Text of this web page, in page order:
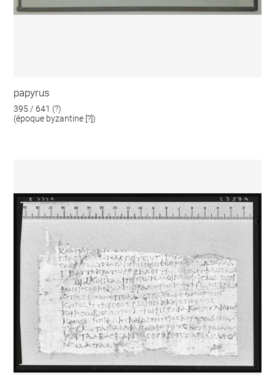
papyrus
395 / 641 (?)
(époque byzantine [?])